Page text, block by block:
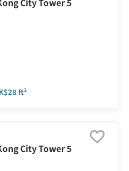
City Tower 5
ft²
City Tower 5